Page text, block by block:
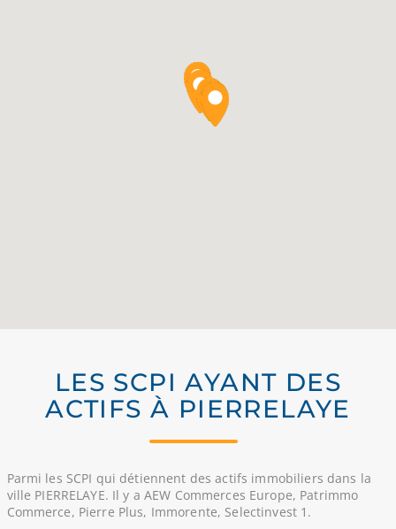
LES SCPI AYANT DES
ACTIFS À PIERRELAYE
Parmi les SCPI qui détiennent des actifs immobiliers dans la
ville PIERRELAYE. Il y a AEW Commerces Europe, Patrimmo
Commerce, Pierre Plus, Immorente, Selectinvest 1.